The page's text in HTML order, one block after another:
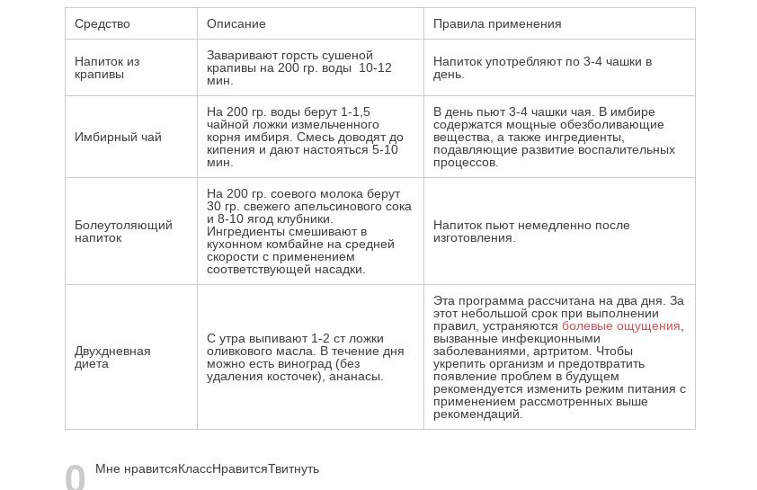
Средство Описание Правила применения
Напиток из
крапивы
Заваривают горсть сушеной
крапивы на 200 гр. воды 10-12
мин.
Напиток употребляют по 3-4 чашки в
день.
Имбирный чай
На 200 гр. воды берут 1-1,5
чайной ложки измельченного
корня имбиря. Смесь доводят до
кипения и дают настояться 5-10
мин.
В день пьют 3-4 чашки чая. В имбире
содержатся мощные обезболивающие
вещества, а также ингредиенты,
подавляющие развитие воспалительных
процессов.
Болеутоляющий
напиток
На 200 гр. соевого молока берут
30 гр. свежего апельсинового сока
и 8-10 ягод клубники.
Ингредиенты смешивают в
кухонном комбайне на средней
скорости с применением
соответствующей насадки.
Напиток пьют немедленно после
изготовления.
Двухдневная
диета
С утра выпивают 1-2 ст ложки
оливкового масла. В течение дня
можно есть виноград (без
удаления косточек), ананасы.
Эта программа рассчитана на два дня. За
этот небольшой срок при выполнении
правил, устраняются болевые ощущения
вызванные инфекционными
заболеваниями, артритом. Чтобы
укрепить организм и предотвратить
появление проблем в будущем
рекомендуется изменить режим питания с
применением рассмотренных выше
рекомендаций.
0 Мне нравитсяКлассНравитсяТвитнуть